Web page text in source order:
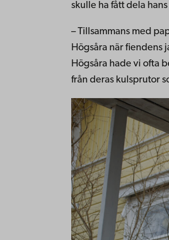
skulle ha fått dela
– Tillsammans med
Högsåra när fiendens
Högsåra hade vi ofta
från deras kulsprutor